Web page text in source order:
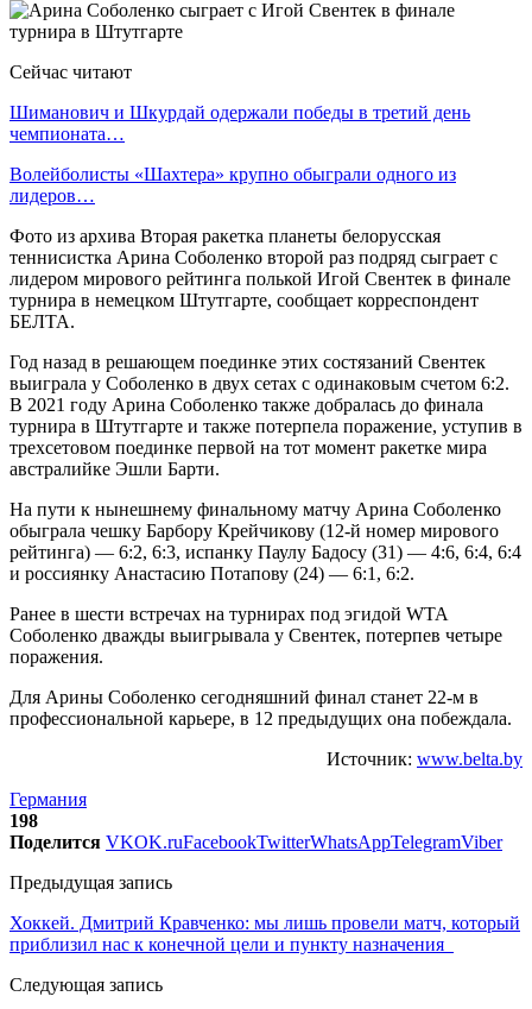
Сейчас читают
Шиманович и Шкурдай одержали победы в третий день
чемпионата…
Волейболисты «Шахтера» крупно обыграли одного из
лидеров…
Фото из архива Вторая ракетка планеты белорусская
теннисистка Арина Соболенко второй раз подряд сыграет с
лидером мирового рейтинга полькой Игой Свентек в финале
турнира в немецком Штутгарте, сообщает корреспондент
БЕЛТА.
Год назад в решающем поединке этих состязаний Свентек
выиграла у Соболенко в двух сетах с одинаковым счетом 6:2.
В 2021 году Арина Соболенко также добралась до финала
турнира в Штутгарте и также потерпела поражение, уступив в
трехсетовом поединке первой на тот момент ракетке мира
австралийке Эшли Барти.
На пути к нынешнему финальному матчу Арина Соболенко
обыграла чешку Барбору Крейчикову (12-й номер мирового
рейтинга) — 6:2, 6:3, испанку Паулу Бадосу (31) — 4:6, 6:4, 6:4
и россиянку Анастасию Потапову (24) — 6:1, 6:2.
Ранее в шести встречах на турнирах под эгидой WTA
Соболенко дважды выигрывала у Свентек, потерпев четыре
поражения.
Для Арины Соболенко сегодняшний финал станет 22-м в
профессиональной карьере, в 12 предыдущих она побеждала.
Источник: www.belta.by
Германия
198
Поделится VKOK.ruFacebookTwitterWhatsAppTelegramViber
Предыдущая запись
Хоккей. Дмитрий Кравченко: мы лишь провели матч, который
приблизил нас к конечной цели и пункту назначения
Следующая запись